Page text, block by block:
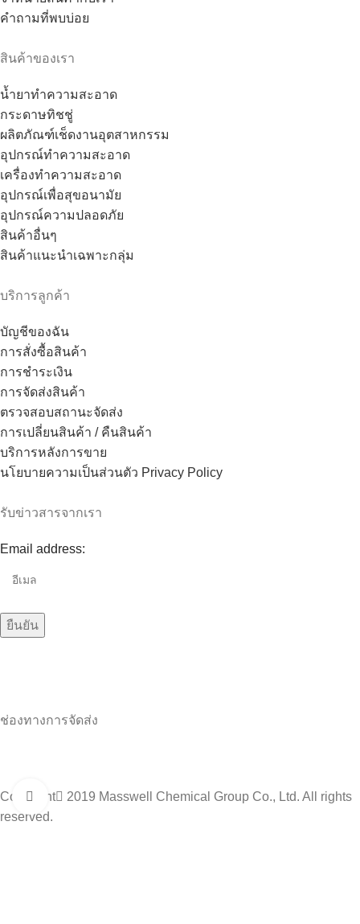
Click to enlarge
คำถามที่พบบ่อย
สินค้าของเรา
น้ำยาทำความสะอาด
กระดาษทิชชู่
ผลิตภัณฑ์เช็ดงานอุตสาหกรรม
อุปกรณ์ทำความสะอาด
เครื่องทำความสะอาด
อุปกรณ์เพื่อสุขอนามัย
อุปกรณ์ความปลอดภัย
สินค้าอื่นๆ
สินค้าแนะนำเฉพาะกลุ่ม
บริการลูกค้า
บัญชีของฉัน
การสั่งซื้อสินค้า
การชำระเงิน
การจัดส่งสินค้า
ตรวจสอบสถานะจัดส่ง
การเปลี่ยนสินค้า / คืนสินค้า
บริการหลังการขาย
นโยบายความเป็นส่วนตัว Privacy Policy
รับข่าวสารจากเรา
Email address:
ช่องทางการจัดส่ง
Copyright
2019 Masswell Chemical Group Co., Ltd. All rights
reserved.